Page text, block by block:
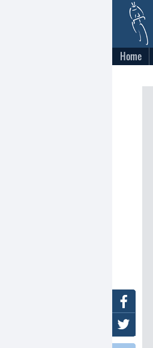
Home